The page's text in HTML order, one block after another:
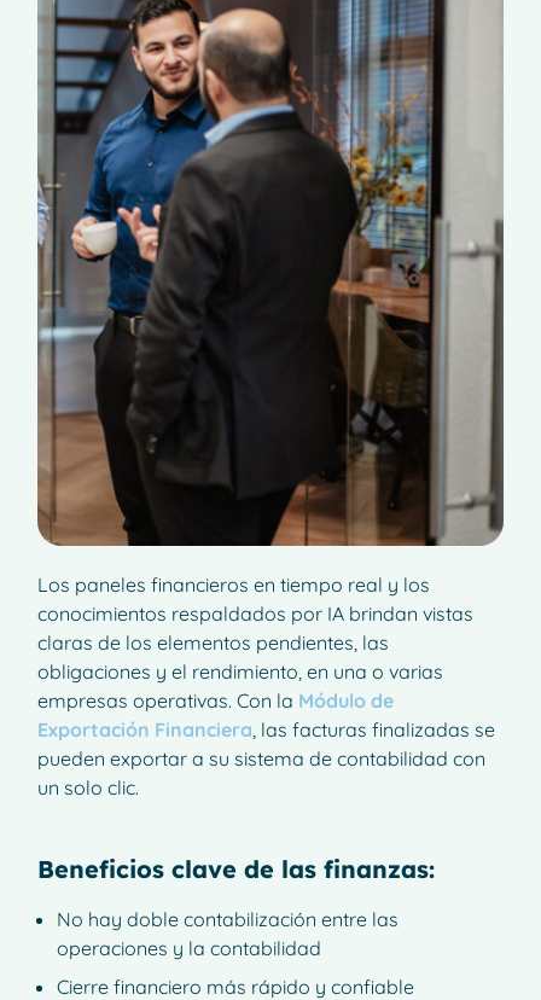
Los paneles financieros en tiempo real y los
conocimientos respaldados por IA brindan vistas
claras de los elementos pendientes, las
obligaciones y el rendimiento, en una o varias
empresas operativas. Con la Módulo de
Exportación Financiera, las facturas finalizadas se
pueden exportar a su sistema de contabilidad con
un solo clic.
Beneficios clave de las finanzas:
No hay doble contabilización entre las
operaciones y la contabilidad
Cierre financiero más rápido y confiable